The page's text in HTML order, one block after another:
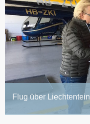
Flug über Liechtentein